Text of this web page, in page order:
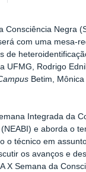
Consciência Negra
com uma mesa-
de
UFMG, Rodrigo
Betim,
Integrada da
e aborda o
o técnico em
os avanços e
X Semana da